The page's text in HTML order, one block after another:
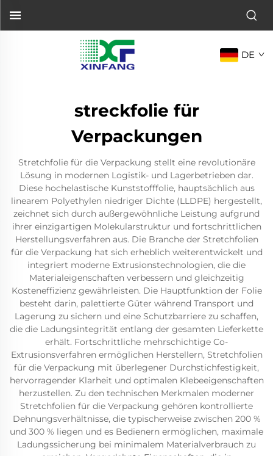
DE
streckfolie für
Verpackungen
Stretchfolie für die Verpackung stellt eine revolutionäre
Lösung in modernen Logistik- und Lagerbetrieben dar.
Diese hochelastische Kunststofffolie, hauptsächlich aus
linearem Polyethylen niedriger Dichte (LLDPE) hergestellt,
zeichnet sich durch außergewöhnliche Leistung aufgrund
ihrer einzigartigen Molekularstruktur und fortschrittlichen
Herstellungsverfahren aus. Die Branche der Stretchfolien
für die Verpackung hat sich erheblich weiterentwickelt und
integriert moderne Extrusionstechnologien, die die
Materialeigenschaften verbessern und gleichzeitig
Kosteneffizienz gewährleisten. Die Hauptfunktion der Folie
besteht darin, palettierte Güter während Transport und
Lagerung zu sichern und eine Schutzbarriere zu schaffen,
die die Ladungsintegrität entlang der gesamten Lieferkette
erhält. Fortschrittliche mehrschichtige Co-
Extrusionsverfahren ermöglichen Herstellern, Stretchfolien
für die Verpackung mit überlegener Durchstichfestigkeit,
hervorragender Klarheit und optimalen Klebeeigenschaften
herzustellen. Zu den technischen Merkmalen moderner
Stretchfolien für die Verpackung gehören kontrollierte
Dehnungsverhältnisse, die typischerweise zwischen 200 %
und 300 % liegen und es Bedienern ermöglichen, maximale
Ladungssicherung bei minimalem Materialverbrauch zu